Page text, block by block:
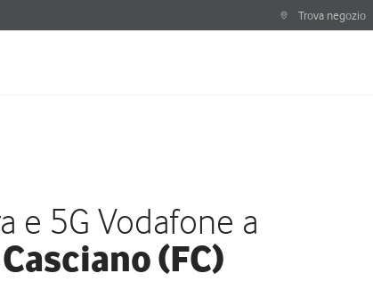
Trova negozio
e 5G Vodafone a
(FC)